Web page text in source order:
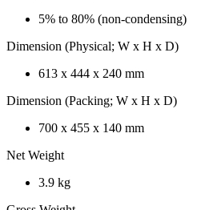
5% to 80% (non-condensing)
Dimension (Physical; W x H x D)
613 x 444 x 240 mm
Dimension (Packing; W x H x D)
700 x 455 x 140 mm
Net Weight
3.9 kg